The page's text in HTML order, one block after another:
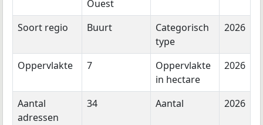
Ouest
Soort regio
Buurt
Categorisch
type
2026
Oppervlakte 7
Oppervlakte
in hectare
2026
Aantal
adressen
34 Aantal 2026